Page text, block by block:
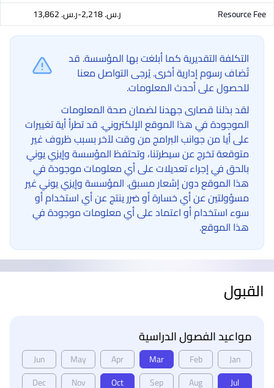
Resource Fee
ر.س.‏ 2,218-ر.س.‏ 13,862
التكلفة التقديرية كما أبلغت بها المؤسسة. قد
تُضاف رسوم إدارية أخرى. يُرجى التواصل معنا
للحصول على أحدث المعلومات.
لقد بذلنا قصارى جهدنا لضمان صحة المعلومات
الموجودة في هذا الموقع الإلكتروني. قد تطرأ أية تغييرات
على أيا من جوانب البرامج من وقت لآخر بسبب ظروف غير
متوقعة تخرج عن سيطرتنا، وتحتفظ المؤسسة وإيزي يوني
بالحق في إجراء تعديلات على أي معلومات موجودة في
هذا الموقع دون إشعار مسبق. المؤسسة وإيزي يوني غير
مسؤولتين عن أي خسارة أو ضرر ينتج عن أي استخدام أو
سوء استخدام أو اعتماد على أي معلومات موجودة في
هذا الموقع.
القبول
مواعيد الفصول الدراسية
Jan
Feb
Mar
Apr
May
Jun
Jul
Aug
Sep
Oct
Nov
Dec